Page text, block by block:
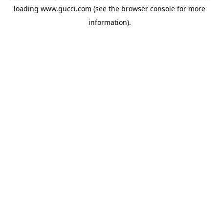
loading www.gucci.com (see the browser console for more
information).